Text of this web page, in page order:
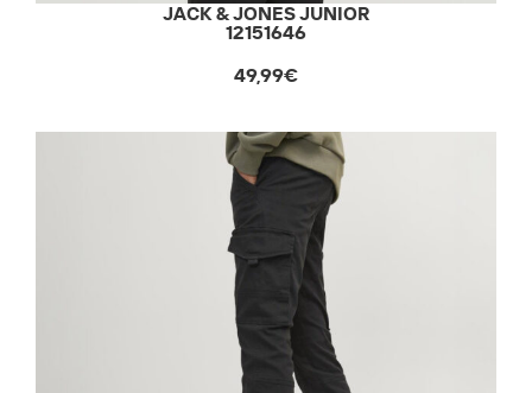
JACK & JONES JUNIOR
12151646
49,99€